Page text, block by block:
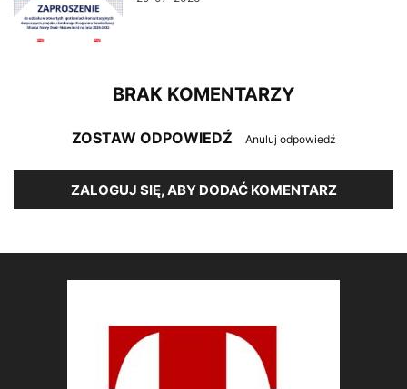
BRAK KOMENTARZY
ZOSTAW ODPOWIEDŹ Anuluj odpowiedź
ZALOGUJ SIĘ, ABY DODAĆ KOMENTARZ